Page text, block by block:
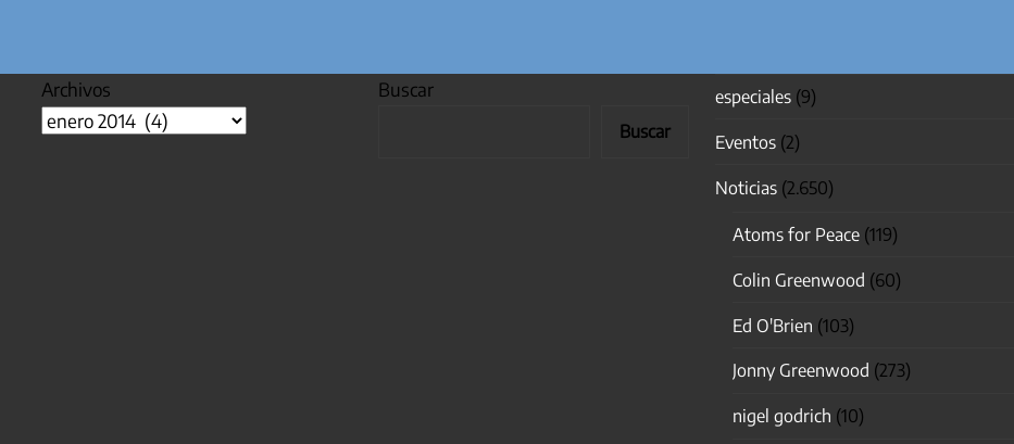
Archivos Buscar
Buscar
especiales(9)
Eventos(2)
Noticias(2.650)
Atoms for Peace(119)
Colin Greenwood (60)
Ed O'Brien (103)
Jonny Greenwood (273)
nigel godrich (10)